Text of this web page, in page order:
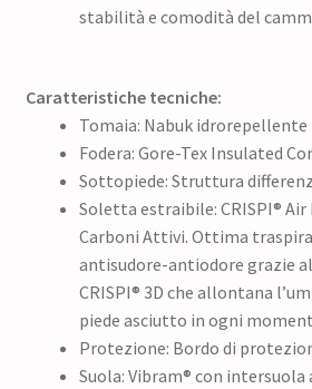
stabilità e comodità del
Caratteristiche tecniche:
Tomaia: Nabuk idrorepellente
Fodera: Gore-Tex Insulated
Sottopiede: Struttura
Soletta estraibile: CRISPI® Air
Carboni Attivi. Ottima
antisudore-antiodore grazie
CRISPI® 3D che allontana
piede asciutto in ogni
Protezione: Bordo di
Suola: Vibram® con